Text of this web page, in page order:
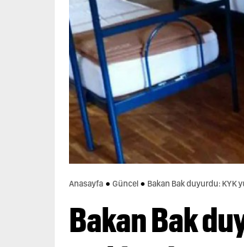
Anasayfa Güncel Bakan Bak duyurdu: KYK
Bakan Bak